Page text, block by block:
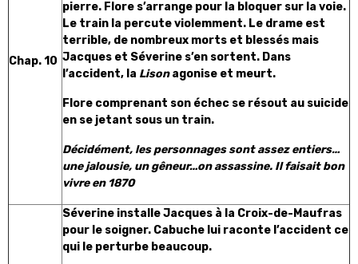
Chap. 10
pierre. Flore s’arrange pour la bloquer sur la voie.
Le train la percute violemment. Le drame est
terrible, de nombreux morts et blessés mais
Jacques et Séverine s’en sortent. Dans
l’accident, la Lisonagonise et meurt.
Flore comprenant son échec se résout au suicide
en se jetant sous un train.
Décidément, les personnages sont assez entiers…
une jalousie, un gêneur…on assassine. Il faisait bon
vivre en 1870
Séverine installe Jacques à la Croix-de-Maufras
pour le soigner. Cabuche lui raconte l’accident ce
qui le perturbe beaucoup.